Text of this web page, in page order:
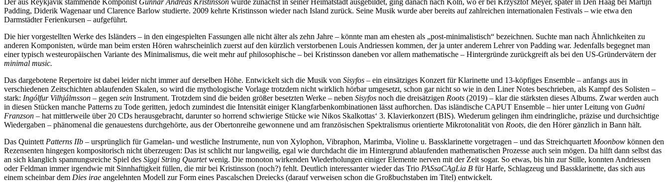
Padding, Diderik Wagenaar und Clarence Barlow studierte. 2009 kehrte Kristinsson wieder nach Island zurück. Seine Musik wurde aber bereits auf zahlreichen internationalen Festivals – wie etwa den
Darmstädter Ferienkursen – aufgeführt.
Die hier vorgestellten Werke des Isländers – in den eingespielten Fassungen alle nicht älter als zehn Jahre – könnte man am ehesten als „post-minimalistisch“ bezeichnen. Suchte man nach Ähnlichkeiten zu
anderen Komponisten, würde man beim ersten Hören wahrscheinlich zuerst auf den kürzlich verstorbenen Louis Andriessen kommen, der ja unter anderem Lehrer von Padding war. Jedenfalls begegnet man
einer typisch westeuropäischen Variante des Minimalismus, die weit mehr auf philosophische – bei Kristinsson daneben vor allem mathematische – Hintergründe zurückgreift als bei den US-Gründervätern der
minimal music.
Das dargebotene Repertoire ist dabei leider nicht immer auf derselben Höhe. Entwickelt sich die Musik von Sisyfos – ein einsätziges Konzert für Klarinette und 13-köpfiges Ensemble – anfangs aus in
verschiedenen Zeitschichten ablaufenden Skalen, so wird die mythologische Vorlage trotzdem nicht wirklich hörbar umgesetzt, schon gar nicht so wie in den Liner Notes beschrieben, als Kampf des Solisten –
stark: Ingólfur Vilhjálmsson – gegen sein Instrument. Trotzdem sind die beiden größer besetzten Werke – neben Sisyfos noch die dreisätzigen Roots (2019) – klar die stärksten dieses Albums. Zwar werden auch
in diesen Stücken manche Patterns zu Tode geritten, jedoch zumindest die Intensität einiger Klangfarbenkombinationen lässt aufhorchen. Das isländische CAPUT Ensemble – hier unter Leitung von Guðni
Franzson – hat mittlerweile über 20 CDs herausgebracht, darunter so horrend schwierige Stücke wie Nikos Skalkottas‘ 3. Klavierkonzert (BIS). Wiederum gelingen ihm eindringliche, präzise und durchsichtige
Wiedergaben – phänomenal die genauestens durchgehörte, aus der Obertonreihe gewonnene und am französischen Spektralismus orientierte Mikrotonalität von Roots, die den Hörer gänzlich in Bann hält.
Das Quintett Patterns IIb – ursprünglich für Gamelan- und westliche Instrumente, nun von Xylophon, Vibraphon, Marimba, Violine u. Bassklarinette vorgetragen – und das Streichquartett Moonbow können den
Rezensenten hingegen kompositorisch nicht überzeugen: Das ist schlicht nur langweilig, egal wie durchdacht die im Hintergrund ablaufenden mathematischen Prozesse auch sein mögen. Da hilft dann selbst das
an sich klanglich spannungsreiche Spiel des Siggi String Quartetwenig. Die monoton wirkenden Wiederholungen einiger Elemente nerven mit der Zeit sogar. So etwas, bis hin zur Stille, konnten Andriessen
oder Feldman immer irgendwie mit Sinnhaftigkeit füllen, die mir bei Kristinsson (noch?) fehlt. Deutlich interessanter wieder das Trio PASsaCAgLia B für Harfe, Schlagzeug und Bassklarinette, das sich aus
einem scheinbar dem Dies irae angelehnten Modell zur Form eines Pascalschen Dreiecks (darauf verweisen schon die Großbuchstaben im Titel) entwickelt.